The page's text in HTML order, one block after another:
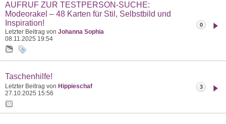
AUFRUF ZUR TESTPERSON-SUCHE:
Modeorakel – 48 Karten für Stil, Selbstbild und
Inspiration!
Letzter Beitrag von Johanna Sophia
08.11.2025 19:54
0
Taschenhilfe!
Letzter Beitrag von Hippieschaf
27.10.2025 15:56
3